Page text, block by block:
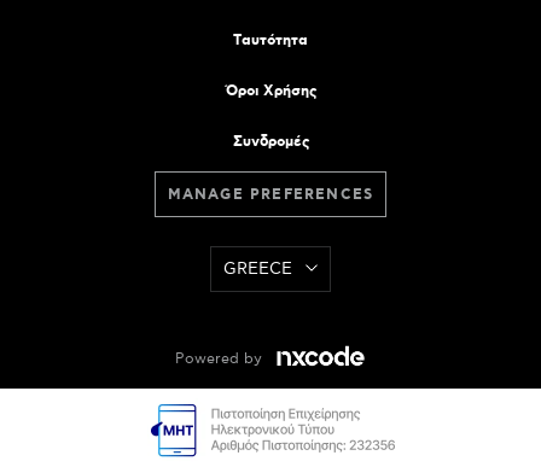
Tαυτότητα
Όροι Χρήσης
Συνδρομές
MANAGE PREFERENCES
GREECE
Powered by